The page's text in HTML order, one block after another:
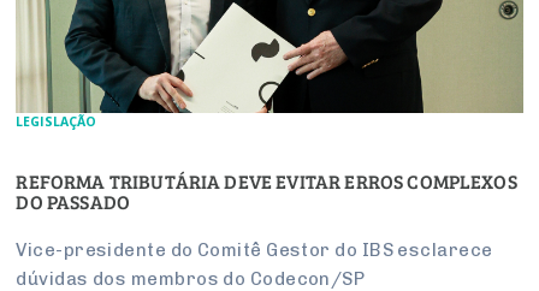
LEGISLAÇÃO
REFORMA TRIBUTÁRIA DEVE EVITAR ERROS COMPLEXOS
DO PASSADO
Vice-presidente do Comitê Gestor do IBS esclarece
dúvidas dos membros do Codecon/SP